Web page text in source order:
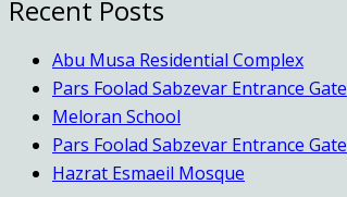
Recent Posts
Abu Musa Residential Complex
Pars Foolad Sabzevar Entrance Gate
Meloran School
Pars Foolad Sabzevar Entrance Gate
Hazrat Esmaeil Mosque